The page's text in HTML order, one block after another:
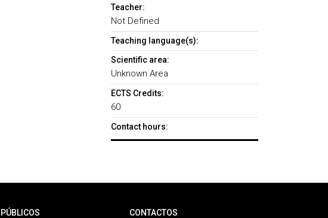
Teacher:
Not Defined
Teaching language(s):
Scientific area:
Unknown Area
ECTS Credits:
60
Contact hours:
PÚBLICOS CONTACTOS